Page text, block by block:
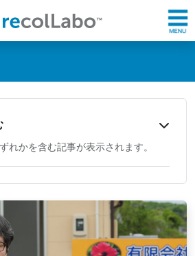
れかを含む記事が表示されます。